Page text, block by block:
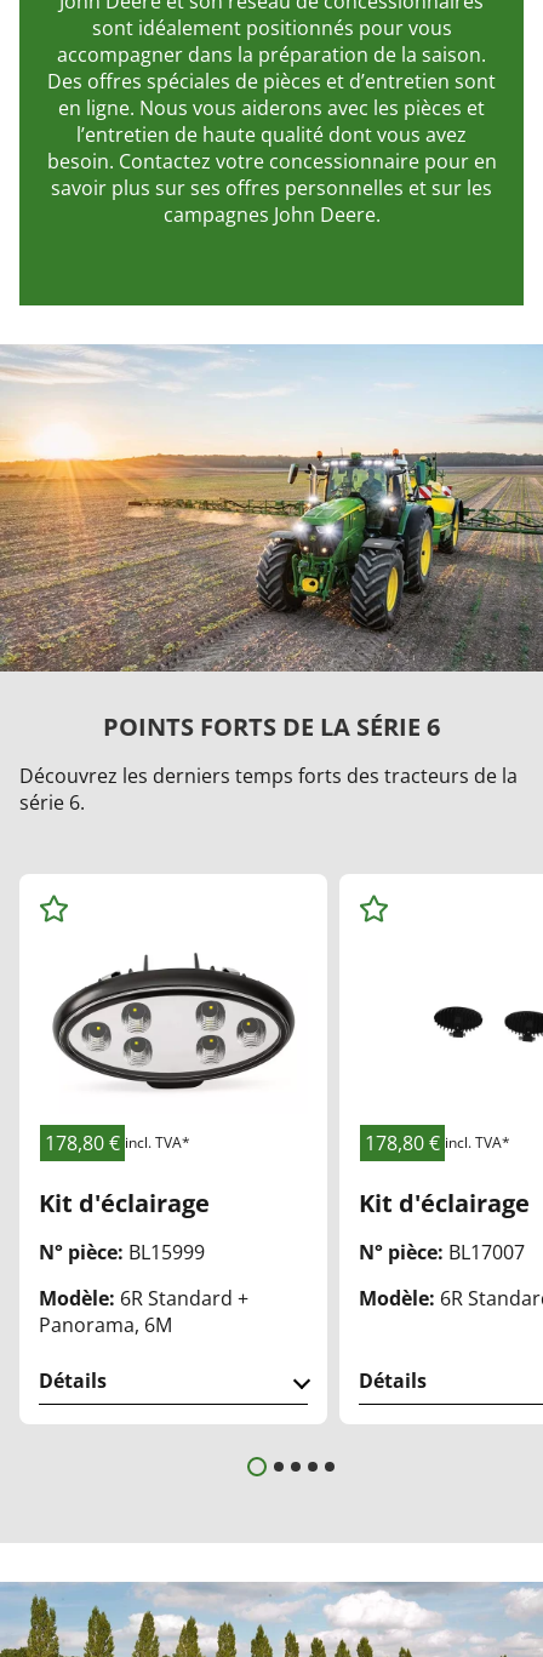
sont idéalement positionnés pour vous
accompagner dans la préparation de la saison.
Des offres spéciales de pièces et d’entretien sont
en ligne. Nous vous aiderons avec les pièces et
l’entretien de haute qualité dont vous avez
besoin. Contactez votre concessionnaire pour en
savoir plus sur ses offres personnelles et sur les
campagnes John Deere.
POINTS FORTS DE LA SÉRIE 6
Découvrez les derniers temps forts des tracteurs de la
série 6.
178,80 € incl. TVA*
au
s
Kit d'éclairage
N° pièce: BL15999
Modèle: 6R Standard +
Panorama, 6M
Détails
178,80 € incl. TVA*
s
Kit d'éclairage
N° pièce: BL17007
Modèle: 6R
Détails